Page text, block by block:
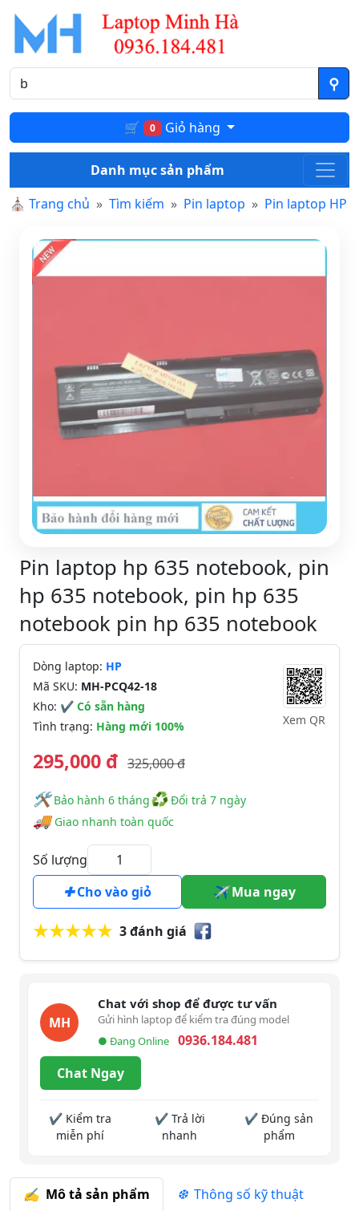
🛒 0 Giỏ hàng
Danh mục sản phẩm
⛪ Trang chủ Tìm kiếm Pin laptop Pin laptop HP
Pin laptop hp 635 notebook, pin
hp 635 notebook, pin hp 635
notebook pin hp 635 notebook
Dòng laptop: HP
Mã SKU: MH-PCQ42-18
Kho: ✔ Có sẵn hàng
Tình trạng: Hàng mới 100% Xem QR
295,000 đ 325,000 đ
🛠️️ Bảo hành 6 tháng♻Đổi trả 7 ngày
🚚Giao nhanh toàn quốc
Số lượng
Cho vào giỏ
Mua ngay
3 đánh giá
MH
Chat với shop để được tư vấn
Gửi hình laptop để kiểm tra đúng model
● Đang Online
0936.184.481
Chat Ngay
✔ Kiểm tra
miễn phí
✔ Trả lời
nhanh
✔ Đúng sản
phẩm
Mô tả sản phẩm
Thông số kỹ thuật